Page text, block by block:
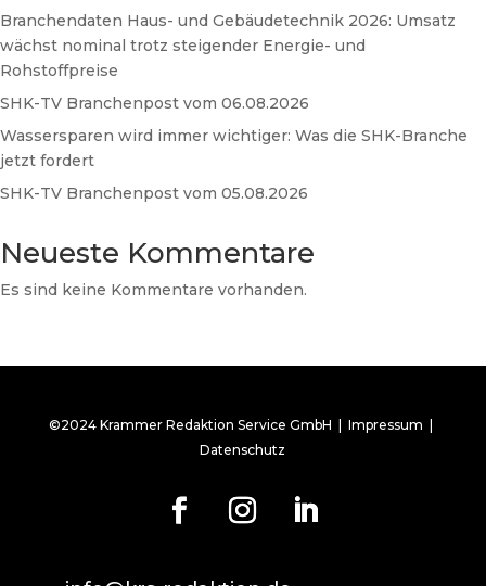
Branchendaten Haus- und Gebäudetechnik 2026: Umsatz
wächst nominal trotz steigender Energie- und
Rohstoffpreise
SHK-TV Branchenpost vom 06.08.2026
Wassersparen wird immer wichtiger: Was die SHK-Branche
jetzt fordert
SHK-TV Branchenpost vom 05.08.2026
Neueste Kommentare
Es sind keine Kommentare vorhanden.
©2024 Krammer Redaktion Service GmbH |Impressum
Datenschutz